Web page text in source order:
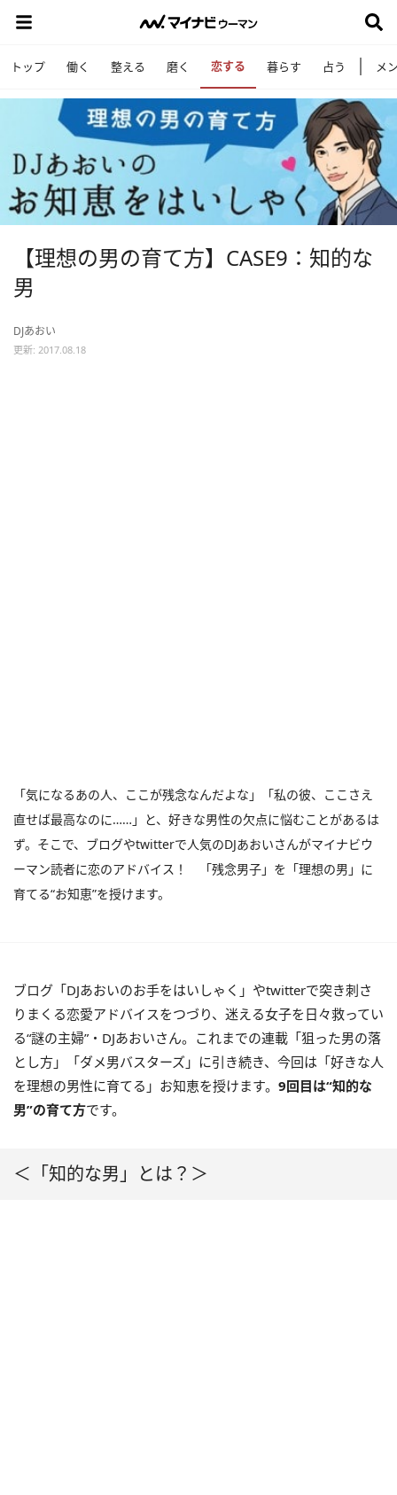
トップ 働く 整える 磨く 恋する 暮らす 占う メ
【理想の男の育て方】CASE9：知的な
男
DJあおい
更新: 2017.08.18
「気になるあの人、ここが残念なんだよな」「私の彼、ここさえ
直せば最高なのに……」と、好きな男性の欠点に悩むことがあるは
ず。そこで、ブログやtwitterで人気のDJあおいさんがマイナビウ
ーマン読者に恋のアドバイス！ 「残念男子」を「理想の男」に
育てる“お知恵”を授けます。
ブログ「DJあおいのお手をはいしゃく」やtwitterで突き刺さ
りまくる恋愛アドバイスをつづり、迷える女子を日々救ってい
る“謎の主婦”・DJあおいさん。これまでの連載「狙った男の落
とし方」「ダメ男バスターズ」に引き続き、今回は「好きな人
を理想の男性に育てる」お知恵を授けます。 9回目は“知的な
男”の育て方です。
＜「知的な男」とは？＞